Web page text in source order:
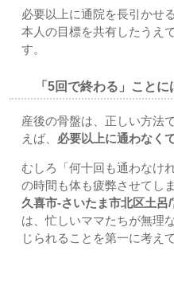
必要以上に通院を長引かせ
本人の目標を共有したうえ
す。
「5回で終わる」こと
産後の骨盤は、正しい方法
えば、 必要以上に通わなく
むしろ「何十回も通わなけ
の時間も体も疲弊させてし
久喜市-さいたま市北区土
は、忙しいママたちが無理
じられることを第一に考え